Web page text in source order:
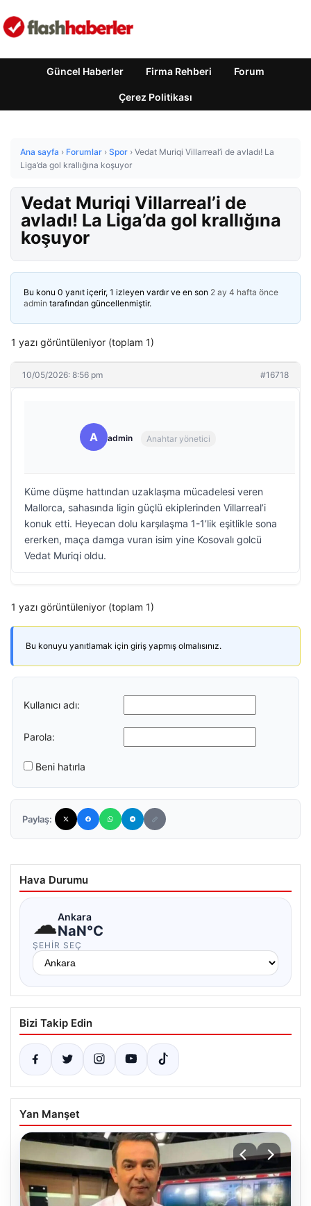
Güncel Haberler Firma Rehberi Forum
Çerez Politikası
Ana sayfa › Forumlar › Spor › Vedat Muriqi Villarreal’i de avladı! La
Liga’da gol krallığına koşuyor
Vedat Muriqi Villarreal’i de
avladı! La Liga’da gol krallığına
koşuyor
Bu konu 0 yanıt içerir, 1 izleyen vardır ve en son 2 ay 4 hafta önce
admin tarafından güncellenmiştir.
1 yazı görüntüleniyor (toplam 1)
10/05/2026: 8:56 pm #16718
A admin Anahtar yönetici
Küme düşme hattından uzaklaşma mücadelesi veren
Mallorca, sahasında ligin güçlü ekiplerinden Villarreal’i
konuk etti. Heyecan dolu karşılaşma 1-1’lik eşitlikle sona
ererken, maça damga vuran isim yine Kosovalı golcü
Vedat Muriqi oldu.
1 yazı görüntüleniyor (toplam 1)
Bu konuyu yanıtlamak için giriş yapmış olmalısınız.
Kullanıcı adı:
Parola:
Beni hatırla
Paylaş:
Hava Durumu
☁Ankara
NaN°C
ŞEHIR SEÇ
Bizi Takip Edin
Yan Manşet